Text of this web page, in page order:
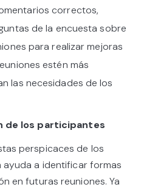
correctos,
de la encuesta sobre
para realizar mejoras
estén más
las necesidades de los
de los participantes
perspicaces de los
a identificar formas
en futuras reuniones. Ya